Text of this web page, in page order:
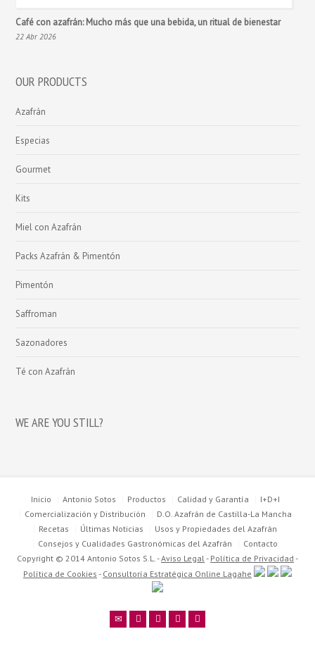
Café con azafrán: Mucho más que una bebida, un ritual de bienestar
22 Abr 2026
OUR PRODUCTS
Azafrán
Especias
Gourmet
Kits
Miel con Azafrán
Packs Azafrán & Pimentón
Pimentón
Saffroman
Sazonadores
Té con Azafrán
WE ARE YOU STILL?
Inicio Antonio Sotos Productos Calidad y Garantía
I+D+I
Comercialización y Distribución
D.O. Azafrán de Castilla-La Mancha
Recetas
Últimas Noticias
Usos y Propiedades del Azafrán
Consejos y Cualidades Gastronómicas del Azafrán
Contacto
Copyright © 2014 Antonio Sotos S.L. -Aviso Legal- Política de Privacidad -
Política de Cookies - Consultoría Estratégica Online Lagahe